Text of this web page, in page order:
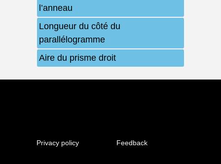
l’anneau
Longueur du côté du
parallélogramme
Aire du prisme droit
Privacy policy Feedback